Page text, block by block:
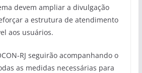
devem ampliar a divulgação
a estrutura de atendimento
aos usuários.
RJ seguirão acompanhando o
as medidas necessárias para